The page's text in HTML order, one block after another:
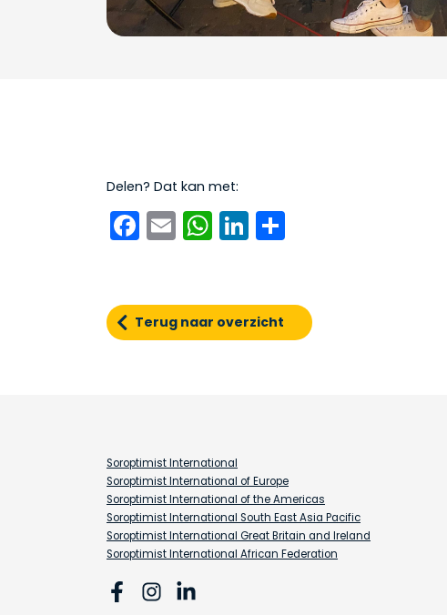
Delen? Dat kan met:
Facebook
EmailWhatsApp
LinkedIn
Terug naar overzicht
Soroptimist International
Soroptimist International of Europe
Soroptimist International of the Americas
Soroptimist International South East Asia Pacific
Soroptimist International Great Britain and Ireland
Soroptimist International African Federation